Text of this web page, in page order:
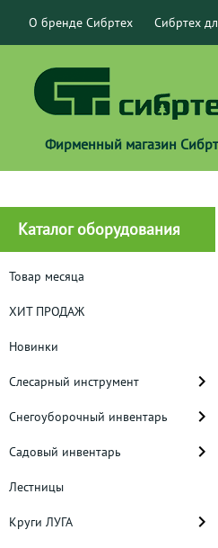
О бренде Сибртех Сибртех
Фирменный магазин
Каталог оборудования
Товар месяца
ХИТ ПРОДАЖ
Новинки
Слесарный инструмент
Снегоуборочный инвентарь
Садовый инвентарь
Лестницы
Круги ЛУГА